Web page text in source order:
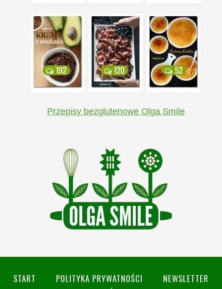
Przepisy bezglutenowe Olga Smile
START POLITYKA PRYWATNOŚCI
NEWSLETTER